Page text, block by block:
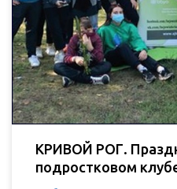
КРИВОЙ РОГ.
подростковом